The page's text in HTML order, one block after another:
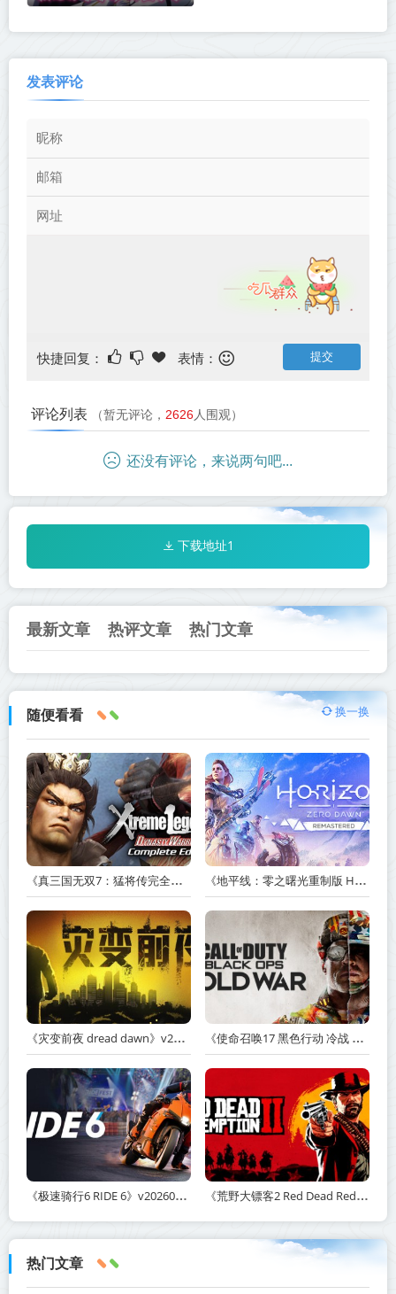
发表评论
快捷回复： 表情：
评论列表 （暂无评论， 2626人围观）
还没有评论，来说两句吧...
下载地址1
最新文章 热评文章 热门文章
随便看看 换一换
《真三国无双7：猛将传完全版 DYNASTY WARRIORS 7: Xtreme Legends Complete Edition》Build.3602035-免安装中文版【PC/手机双端】丨中文版 《地平线：零之曙光重制版 Horizon Zero Dawn Remastered》v1.5.89.0-送修改器丨中文版网盘下载
《灾变前夜 dread dawn》v20260530-免安装中文版丨中文版网盘下载 《使命召唤17 黑色行动 冷战 Call of Duty: Black Ops Cold War》v1.34.1.15931218-全DLC+送修改器丨中文版网盘下载
《极速骑行6 RIDE 6》v20260511-免安装中文版丨中文版网盘下载 《荒野大镖客2 Red Dead Redemption 2》v1491.50-打包mod+送修改器丨中文版网盘下载
热门文章